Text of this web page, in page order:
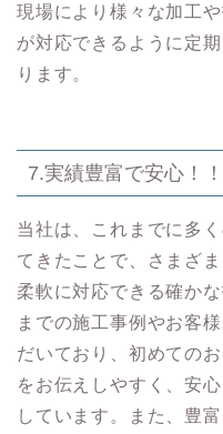
現場により様々な加工
が対応できるように定
ります。
7.実績豊富で安心！！
当社は、これまでに多
てきたことで、さまざ
柔軟に対応できる確か
までの施工事例やお客
だいており、初めての
をお伝えしやすく、安
しています。また、豊